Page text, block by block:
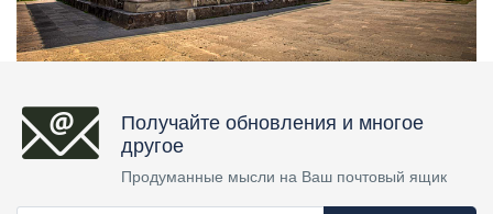
Получайте обновления и многое
другое
Продуманные мысли на Ваш почтовый ящик